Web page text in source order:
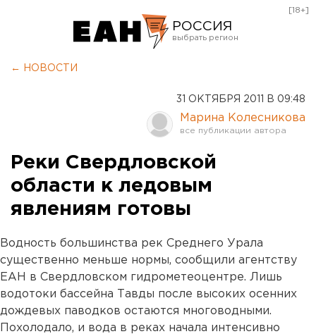
РОССИЯ
Оренбург
[18+]
← НОВОСТИ
31 ОКТЯБРЯ 2011 В 09:48
Марина Колесникова
Реки Свердловской
области к ледовым
явлениям готовы
Водность большинства рек Среднего Урала
существенно меньше нормы, сообщили агентству
ЕАН в Свердловском гидрометеоцентре. Лишь
водотоки бассейна Тавды после высоких осенних
дождевых паводков остаются многоводными.
Похолодало, и вода в реках начала интенсивно